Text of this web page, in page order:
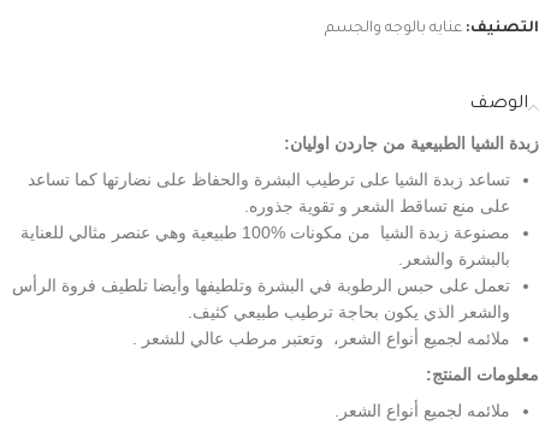
التصنيف: عنايه بالوجه والجسم
الوصف
زبدة الشيا الطبيعية من جاردن اوليان:
تساعد زبدة الشيا على ترطيب البشرة والحفاظ على نضارتها كما تساعد
على منع تساقط الشعر و تقوية جذوره.
مصنوعة زبدة الشيا من مكونات %100 طبيعية وهي عنصر مثالي للعناية
بالبشرة والشعر.
تعمل على حبس الرطوبة في البشرة وتلطيفها وأيضا تلطيف فروة الرأس
والشعر الذي يكون بحاجة ترطيب طبيعي كثيف.
ملائمه لجميع أنواع الشعر، وتعتبر مرطب عالي للشعر .
معلومات المنتج:
ملائمه لجميع أنواع الشعر.